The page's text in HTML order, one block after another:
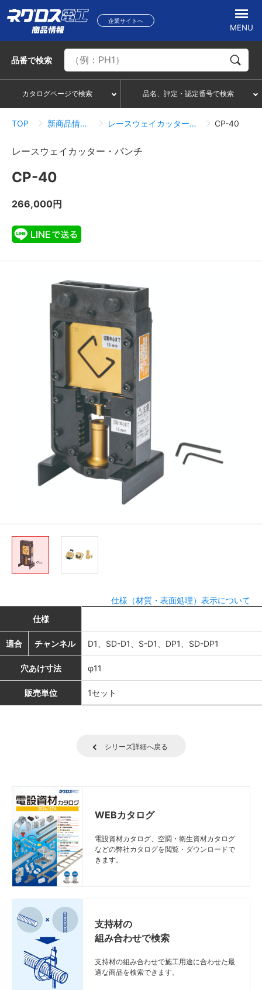
企業サイトへ
MENU
品番で検索
カタログページで検索 品名、評定・認定番号で検索
TOP 新商品情報一覧 レースウェイカッター・パンチ CP-40
レースウェイカッター・パンチ
CP-40
266,000円
仕様（材質・表面処理）表示について
仕様
適合 チャンネル D1、SD-D1、S-D1、DP1、SD-DP1
穴あけ寸法 φ11
販売単位 1セット
シリーズ詳細へ戻る
WEBカタログ
電設資材カタログ、空調・衛生資材カタログ
などの弊社カタログを閲覧・ダウンロードで
きます。
支持材の
組み合わせで検索
支持材の組み合わせで施工用途に合わせた最
適な商品を検索できます。